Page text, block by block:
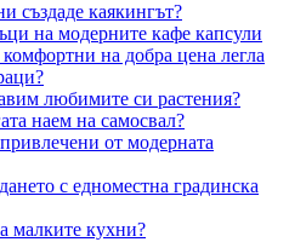
създаде каякингът?
на модерните кафе капсули
на добра цена легла
любимите си растения?
наем на самосвал?
от модерната
с едноместна градинска
малките кухни?